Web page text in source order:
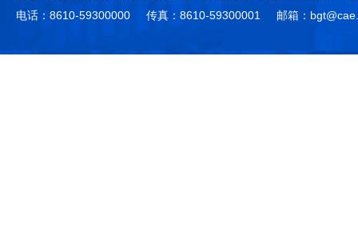
电话：8610-59300000
传真：8610-59300001 邮箱：